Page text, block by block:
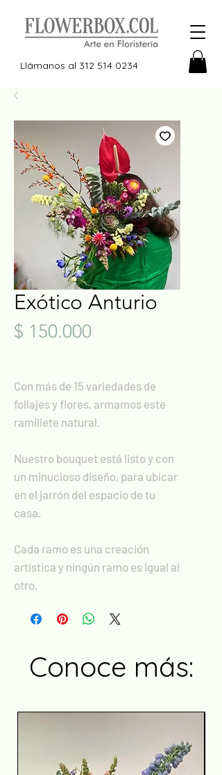
Llámanos al 312 514 0234
Exótico Anturio
$ 150.000Precio
Con más de 15 variedades de
follajes y flores, armamos este
ramillete natural.
Nuestro bouquet está listo y con
un minucioso diseño, para ubicar
en el jarrón del espacio de tu
casa.
Cada ramo es una creación
artística y ningún ramo es igual al
otro.
Conoce más: